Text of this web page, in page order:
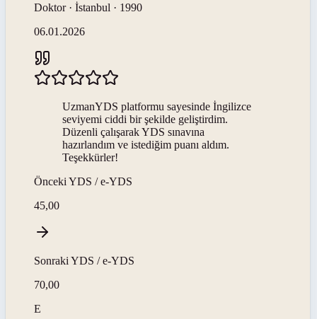
Doktor · İstanbul · 1990
06.01.2026
UzmanYDS platformu sayesinde İngilizce
seviyemi ciddi bir şekilde geliştirdim.
Düzenli çalışarak YDS sınavına
hazırlandım ve istediğim puanı aldım.
Teşekkürler!
Önceki YDS / e-YDS
45,00
Sonraki YDS / e-YDS
70,00
E